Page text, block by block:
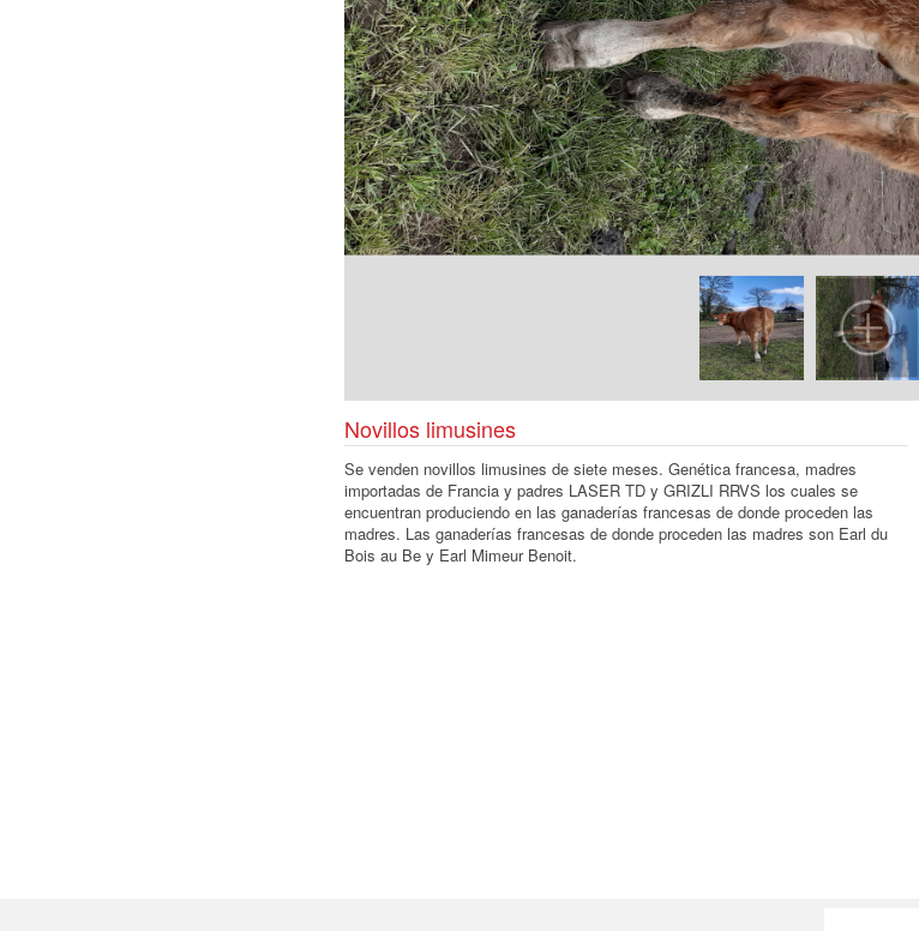
Novillos limusines
Se venden novillos limusines de siete meses. Genética francesa, madres
importadas de Francia y padres LASER TD y GRIZLI RRVS los cuales se
encuentran produciendo en las ganaderías francesas de donde proceden las
madres. Las ganaderías francesas de donde proceden las madres son Earl du
Bois au Be y Earl Mimeur Benoit.